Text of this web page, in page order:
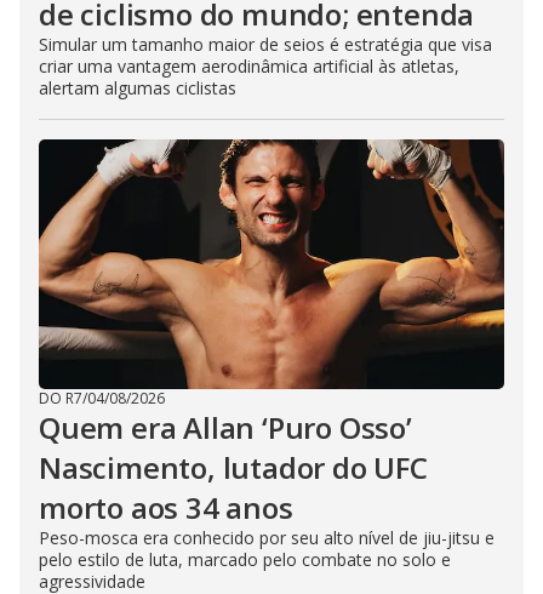
de ciclismo do mundo; entenda
Simular um tamanho maior de seios é estratégia que visa
criar uma vantagem aerodinâmica artificial às atletas,
alertam algumas ciclistas
DO R7/04/08/2026
Quem era Allan ‘Puro Osso’
Nascimento, lutador do UFC
morto aos 34 anos
Peso-mosca era conhecido por seu alto nível de jiu-jitsu e
pelo estilo de luta, marcado pelo combate no solo e
agressividade